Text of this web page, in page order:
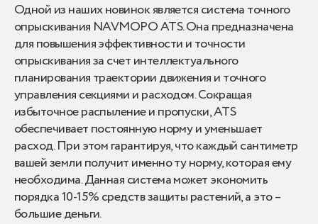
Одной из наших новинок является система точного
опрыскивания NAVMOPO ATS. Она предназначена
для повышения эффективности и точности
опрыскивания за счет интеллектуального
планирования траектории движения и точного
управления секциями и расходом. Сокращая
избыточное распыление и пропуски, ATS
обеспечивает постоянную норму и уменьшает
расход. При этом гарантируя, что каждый сантиметр
вашей земли получит именно ту норму, которая ему
необходима. Данная система может экономить
порядка 10-15% средств защиты растений, а это –
большие деньги.